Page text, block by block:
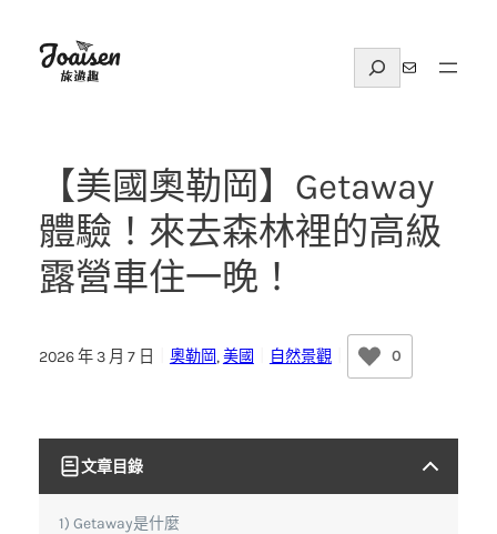
尋
電子郵件
【美國奧勒岡】Getaway
體驗！來去森林裡的高級
露營車住一晚！
2026 年 3 月 7 日 奧勒岡, 美國 自然景觀｜ 0
文章目錄
Getaway是什麼